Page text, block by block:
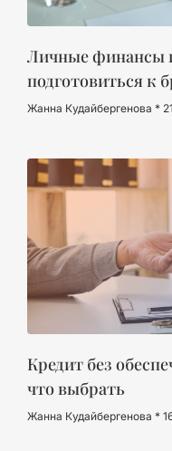
Личные финансы
подготовиться к
Жанна Кудайбергенова
Кредит без
что выбрать
Жанна Кудайбергенова